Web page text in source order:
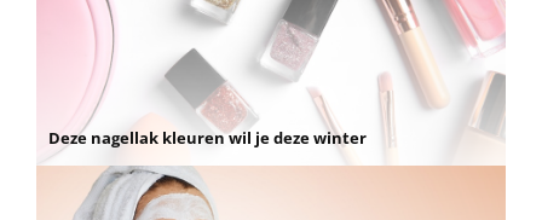
Deze nagellak kleuren wil je deze winter